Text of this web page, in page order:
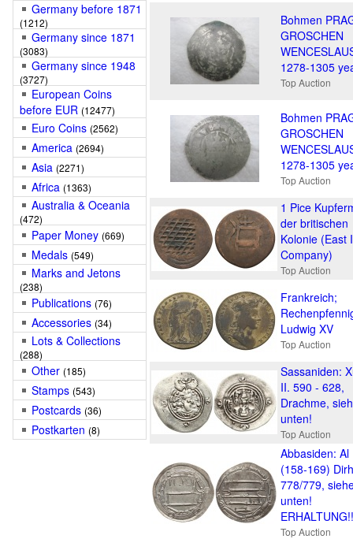
Germany before 1871
(1212)
Germany since 1871
(3083)
Germany since 1948
(3727)
European Coins
before EUR (12477)
Euro Coins (2562)
America (2694)
Asia (2271)
Africa (1363)
Australia & Oceania
(472)
Paper Money (669)
Medals (549)
Marks and Jetons
(238)
Publications (76)
Accessories (34)
Lots & Collections
(288)
Other (185)
Stamps (543)
Postcards (36)
Postkarten (8)
Bohmen
GROSCHEN
1278-1305
Top Auction
Bohmen
GROSCHEN
1278-1305
Top Auction
1 Pice
der britischen
Kolonie (East
Company)
Top Auction
Frankreich;
Ludwig XV
Top Auction
Sassaniden:
II. 590 - 628,
Drachme,
unten!
Top Auction
Abbasiden: Al
(158-169)
778/779,
unten!
ERHALTUNG!!
Top Auction